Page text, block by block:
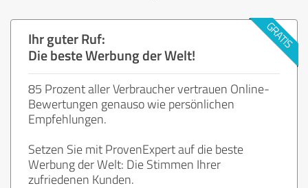
Ihr guter Ruf:
Die beste Werbung der Welt!
85 Prozent aller Verbraucher vertrauen Online-
Bewertungen genauso wie persönlichen
Empfehlungen.
Setzen Sie mit ProvenExpert auf die beste
Werbung der Welt: Die Stimmen Ihrer
zufriedenen Kunden.